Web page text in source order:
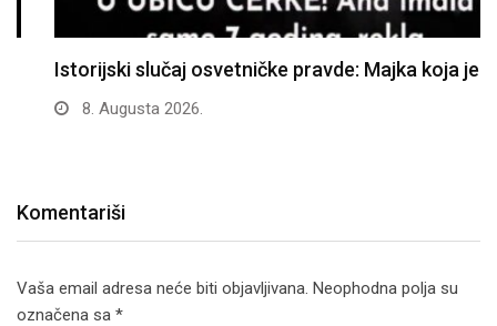
Istorijski slučaj osvetničke pravde: Majka koja je u…
8. Augusta 2026.
Komentariši
Vaša email adresa neće biti objavljivana. Neophodna polja su
označena sa *